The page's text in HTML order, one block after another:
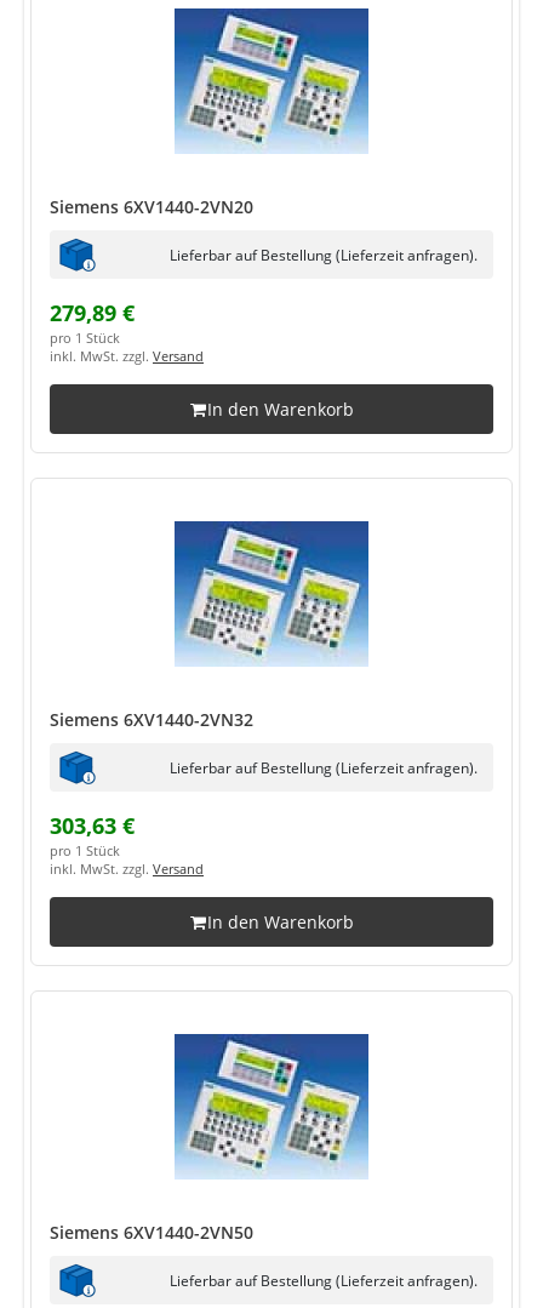
Siemens 6XV1440-2VN20
Lieferbar auf Bestellung (Lieferzeit anfragen).
279,89 €
pro 1 Stück
inkl. MwSt. zzgl. Versand
In den Warenkorb
Siemens 6XV1440-2VN32
Lieferbar auf Bestellung (Lieferzeit anfragen).
303,63 €
pro 1 Stück
inkl. MwSt. zzgl. Versand
In den Warenkorb
Siemens 6XV1440-2VN50
Lieferbar auf Bestellung (Lieferzeit anfragen).